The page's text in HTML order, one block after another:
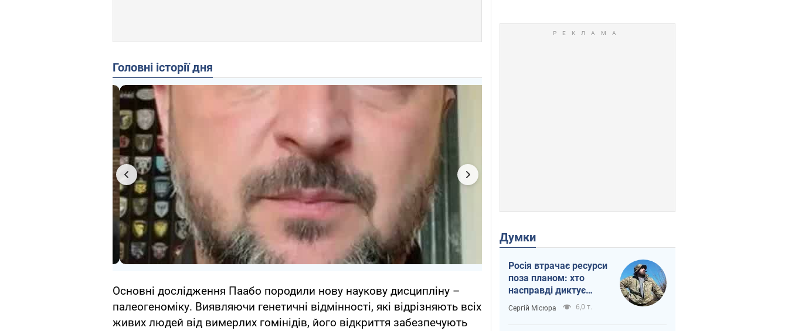
Головні історії дня
Основні дослідження Паабо породили нову наукову дисципліну –
палеогеноміку. Виявляючи генетичні відмінності, які відрізняють всіх
живих людей від вимерлих гомінідів, його відкриття забезпечують
Думки
Росія втрачає ресурси
поза планом: хто
насправді диктує
темп війни
Сергій Місюра 6,0 т.